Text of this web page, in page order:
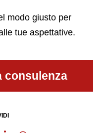
modo giusto per
tue aspettative.
consulenza